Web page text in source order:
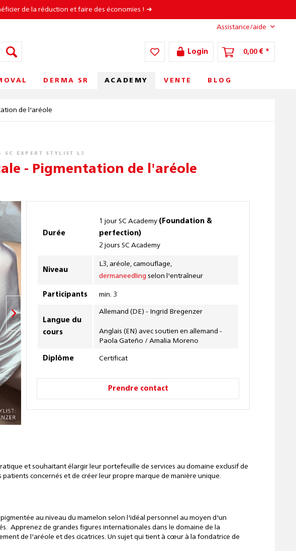
de la réduction et faire des économies ! ➜
Assistance/aide
Login 0,00 € *
DERMA SR ACADEMY VENTE BLOG
de l'aréole
SC EXPERT STYLIST L3
- Pigmentation de l'aréole
Durée
1 jour SC Academy (Foundation &
perfection)
2 jours SC Academy
Niveau
L3, aréole, camouflage,
dermaneedling selon l'entraîneur
Participants min. 3
Langue du
cours
Allemand (DE) - Ingrid Bregenzer
Anglais (EN) avec soutien en allemand -
Paola Gateño / Amalia Moreno
Diplôme Certificat
Prendre contact
et souhaitant élargir leur portefeuille de services au domaine exclusif de
concernés et de créer leur propre marque de manière unique.
au niveau du mamelon selon l'idéal personnel au moyen d'un
Apprenez de grandes figures internationales dans le domaine de la
de l'aréole et des cicatrices. Un sujet qui tient à cœur à la fondatrice de